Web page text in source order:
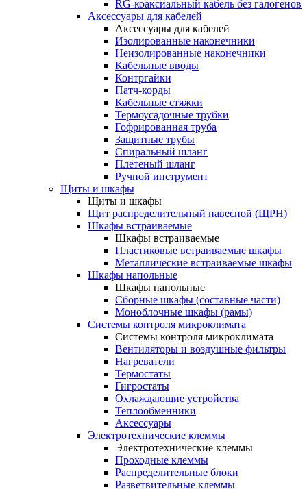
RG-коаксиальный кабель без галогенов
Аксессуары для кабелей
Аксессуары для кабелей
Изолированные наконечники
Неизолированные наконечники
Кабельные вводы
Контргайки
Патч-корды
Кабельные стяжки
Термоусадочные трубки
Гофрированная труба
Защитные трубы
Спиральный шланг
Плетеный шланг
Ручной инструмент
Щиты и шкафы
Щиты и шкафы
Щит распределительный навесной (ЩРН)
Шкафы встраиваемые
Шкафы встраиваемые
Пластиковые встраиваемые шкафы
Металлические встраиваемые шкафы
Шкафы напольные
Шкафы напольные
Сборные шкафы (составные части)
Моноблочные шкафы (рамы)
Системы контроля микроклимата
Системы контроля микроклимата
Вентиляторы и воздушные фильтры
Нагреватели
Термостаты
Гигростаты
Охлаждающие устройства
Теплообменники
Аксессуары
Электротехнические клеммы
Электротехнические клеммы
Проходные клеммы
Распределительные блоки
Разветвительные клеммы